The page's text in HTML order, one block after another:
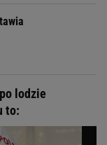
lodzie
to: